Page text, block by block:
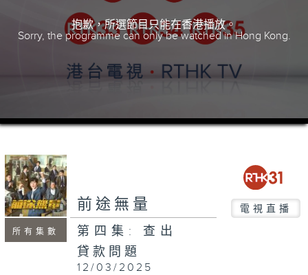
抱歉，所選節目只能在香港播放。
Sorry, the programme can only be watched in Hong Kong.
所有集數
前途無量 電視直播
第四集: 查出
貸款問題
12/03/2025